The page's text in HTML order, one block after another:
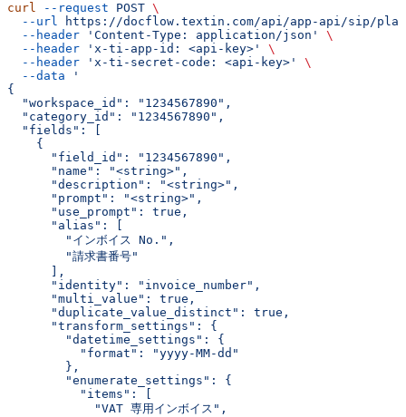
curl --request POST \
  --url
https://docflow.textin.com/api/app-api/sip/
  --header
'Content-Type: application/json'
\
  --header
'x-ti-app-id: <api-key>'
\
  --header
'x-ti-secret-code: <api-key>'
\
  --data
'
{
  "workspace_id": "1234567890",
  "category_id": "1234567890",
  "fields": [
    {
      "field_id": "1234567890",
      "name": "<string>",
      "description": "<string>",
      "prompt": "<string>",
      "use_prompt": true,
      "alias": [
        "インボイス No.",
        "請求書番号"
      ],
      "identity": "invoice_number",
      "multi_value": true,
      "duplicate_value_distinct": true,
      "transform_settings": {
        "datetime_settings": {
          "format": "yyyy-MM-dd"
        },
        "enumerate_settings": {
          "items": [
            "VAT 専用インボイス",